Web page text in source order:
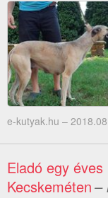
e-kutyak.hu –
Eladó egy
Kecskeméten–